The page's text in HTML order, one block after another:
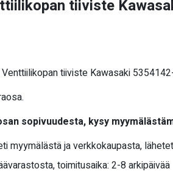
tiiviste
tiiviste Kawasaki
sopivuudesta, kysy
myymälästä ja verkkokaupasta,
toimitusaika: 2-8 arkipäivää